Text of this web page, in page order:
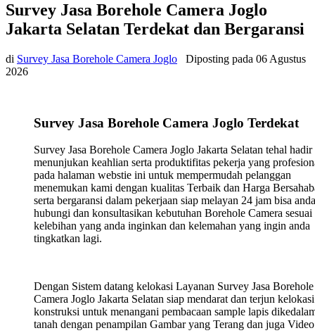
Survey Jasa Borehole Camera Joglo
Jakarta Selatan Terdekat dan Bergaransi
di Survey Jasa Borehole Camera Joglo Diposting pada 06 Agustus
2026
Survey Jasa Borehole Camera Joglo Terdekat
Survey Jasa Borehole Camera Joglo Jakarta Selatan tehal hadir
menunjukan keahlian serta produktifitas pekerja yang
pada halaman webstie ini untuk mempermudah pelanggan
menemukan kami dengan kualitas Terbaik dan Harga
serta bergaransi dalam pekerjaan siap melayan 24 jam bisa anda
hubungi dan konsultasikan kebutuhan Borehole Camera sesuai
kelebihan yang anda inginkan dan kelemahan yang ingin anda
tingkatkan lagi.
Dengan Sistem datang kelokasi Layanan Survey Jasa Borehole
Camera Joglo Jakarta Selatan siap mendarat dan terjun kelokasi
konstruksi untuk menangani pembacaan sample lapis
tanah dengan penampilan Gambar yang Terang dan juga Video